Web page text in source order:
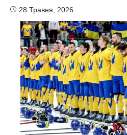
28 Травня, 2026